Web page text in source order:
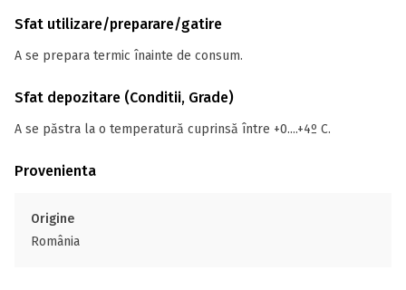
Sfat utilizare/preparare/gatire
A se prepara termic înainte de consum.
Sfat depozitare (Conditii, Grade)
A se păstra la o temperatură cuprinsă între +0....+4º C.
Provenienta
Origine
România